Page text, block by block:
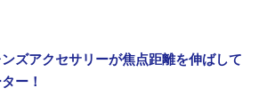
ズアクセサリーが焦点距離を伸ばして
ー！